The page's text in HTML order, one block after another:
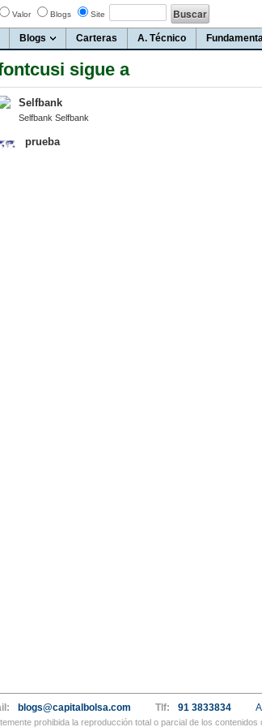
Valor Blogs Site
Blogs Carteras A. Técnico
sigue a
Selfbank
Selfbank Selfbank
prueba
blogs@capitalbolsa.com Tlf: 91 3833834
prohibida la reproducción total o parcial de los